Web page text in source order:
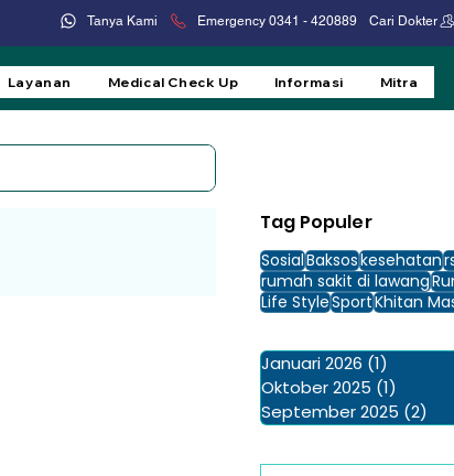
Tanya Kami Emergency 0341 - 420889 Cari Dokter
Layanan Medical Check Up Informasi Mitra
Tag Populer
SosialBaksoskesehatan
rumah sakit di lawang
Life StyleSportKhitan
Januari 2026 (1)
Oktober 2025 (1)
September 2025 (2)